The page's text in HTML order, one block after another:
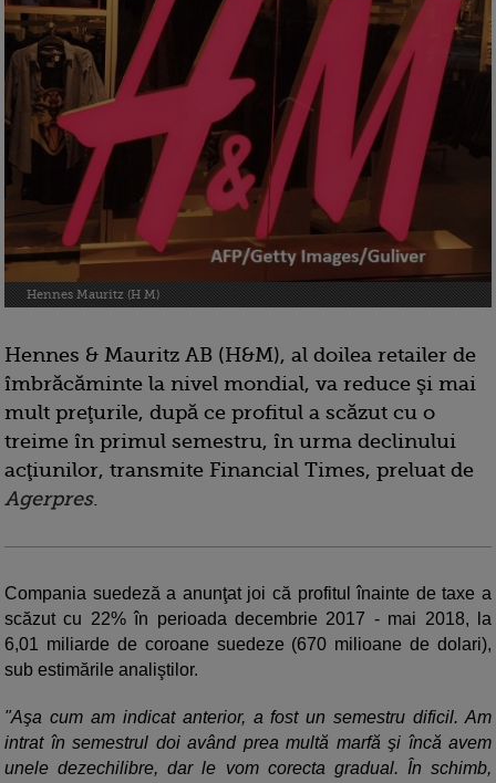
Hennes Mauritz (H M)
Hennes & Mauritz AB (H&M), al doilea retailer de
îmbrăcăminte la nivel mondial, va reduce şi mai
mult preţurile, după ce profitul a scăzut cu o
treime în primul semestru, în urma declinului
acţiunilor, transmite Financial Times, preluat de
Agerpres.
Compania suedeză a anunţat joi că profitul înainte de taxe a
scăzut cu 22% în perioada decembrie 2017 - mai 2018, la
6,01 miliarde de coroane suedeze (670 milioane de dolari),
sub estimările analiştilor.
"Aşa cum am indicat anterior, a fost un semestru dificil. Am
intrat în semestrul doi având prea multă marfă şi încă avem
unele dezechilibre, dar le vom corecta gradual. În schimb,